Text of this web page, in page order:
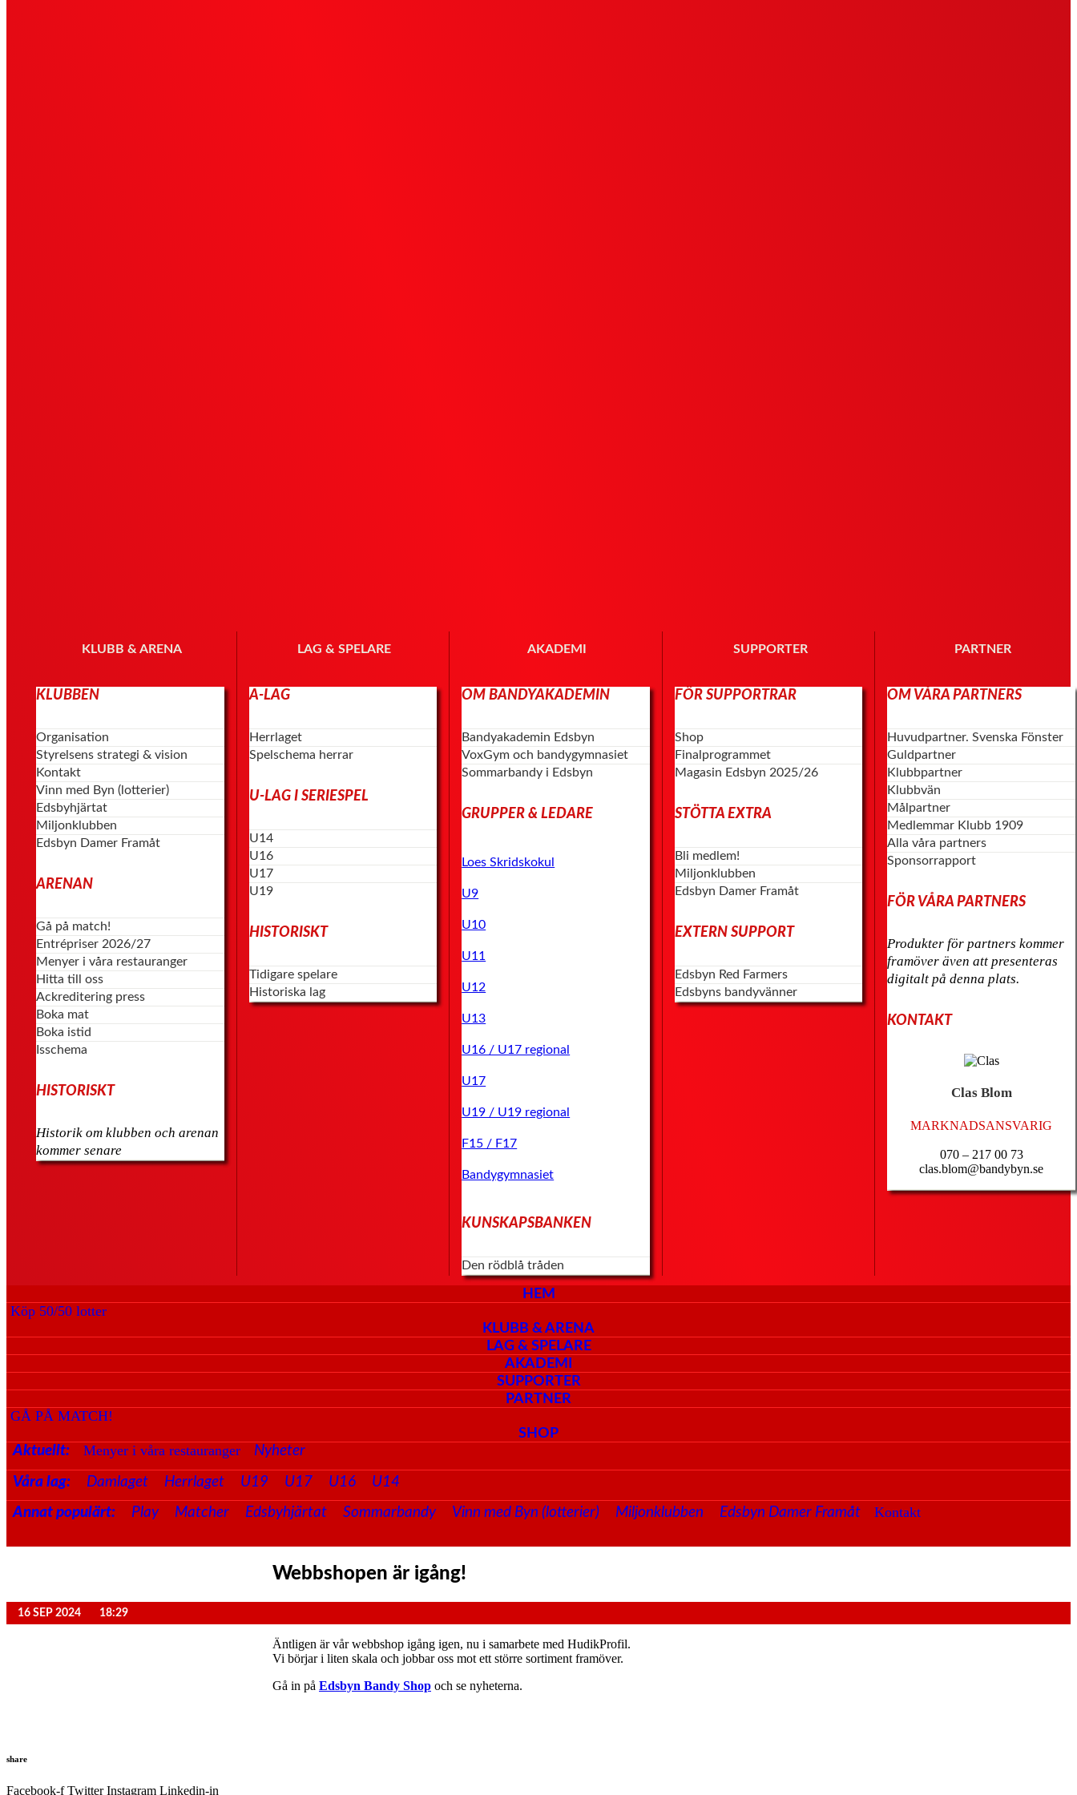
KLUBB & ARENA
KLUBBEN
Organisation
Styrelsens strategi & vision
Kontakt
Vinn med Byn (lotterier)
Edsbyhjärtat
Miljonklubben
Edsbyn Damer Framåt
ARENAN
Gå på match!
Entrépriser 2026/27
Menyer i våra restauranger
Hitta till oss
Ackreditering press
Boka mat
Boka istid
Isschema
HISTORISKT
Historik om klubben och arenan
kommer senare
LAG & SPELARE
A-LAG
Herrlaget
Spelschema herrar
U-LAG I SERIESPEL
U14
U16
U17
U19
HISTORISKT
Tidigare spelare
Historiska lag
AKADEMI
OM BANDYAKADEMIN
Bandyakademin Edsbyn
VoxGym och bandygymnasiet
Sommarbandy i Edsbyn
GRUPPER & LEDARE
Loes Skridskokul
U9
U10
U11
U12
U13
U16 / U17 regional
U17
U19 / U19 regional
F15 / F17
Bandygymnasiet
KUNSKAPSBANKEN
Den rödblå tråden
SUPPORTER
FÖR SUPPORTRAR
Shop
Finalprogrammet
Magasin Edsbyn 2025/26
STÖTTA EXTRA
Bli medlem!
Miljonklubben
Edsbyn Damer Framåt
EXTERN SUPPORT
Edsbyn Red Farmers
Edsbyns bandyvänner
PARTNER
OM VÅRA PARTNERS
Huvudpartner. Svenska Fönster
Guldpartner
Klubbpartner
Klubbvän
Målpartner
Medlemmar Klubb 1909
Alla våra partners
Sponsorrapport
FÖR VÅRA PARTNERS
Produkter för partners kommer
framöver även att presenteras
digitalt på denna plats.
KONTAKT
ClasBlom
MARKNADSANSVARIG
070 – 217 00 73
clas.blom@bandybyn.se
HEM
Köp 50/50 lotter
KLUBB & ARENA
LAG & SPELARE
AKADEMI
SUPPORTER
PARTNER
GÅ PÅ MATCH!
SHOP
Aktuellt: Menyer i våra restauranger Nyheter
Våra lag: Damlaget Herrlaget U19 U17 U16
U14
Annat populärt:
Play Matcher Edsbyhjärtat Sommarbandy Vinn med Byn (lotterier) Miljonklubben Edsbyn Damer Framåt Kontakt
Webbshopen är igång!
16 SEP 2024 18:29
Äntligen är vår webbshop igång igen, nu i samarbete med HudikProfil.
Vi börjar i liten skala och jobbar oss mot ett större sortiment framöver.
Gå in på Edsbyn Bandy Shop och se nyheterna.
share
Facebook-f Twitter Instagram Linkedin-in